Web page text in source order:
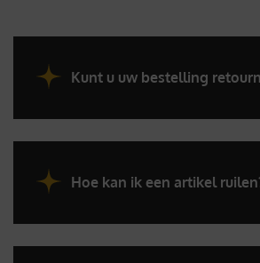
Kunt u uw bestelling
Hoe kan ik een artikel